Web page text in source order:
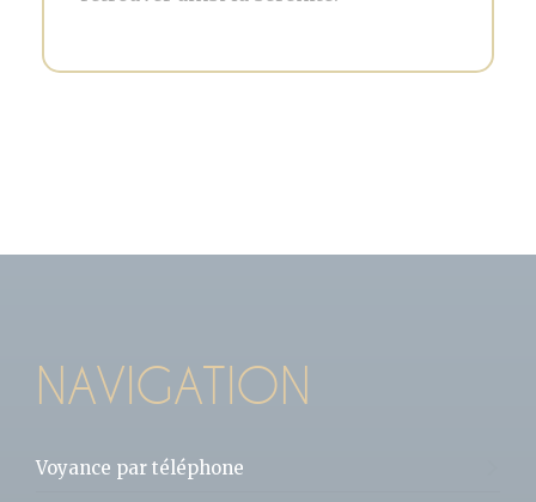
NAVIGATION
Voyance par téléphone